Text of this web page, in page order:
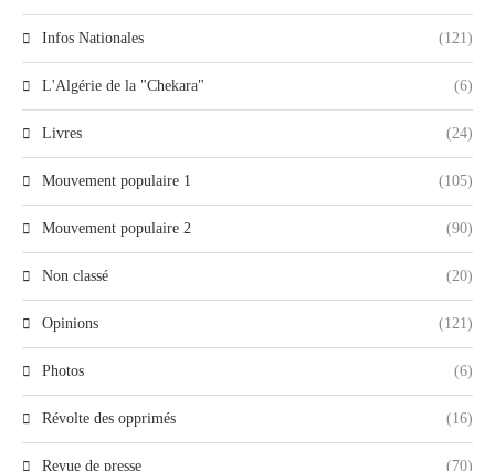
Infos Nationales (121)
L'Algérie de la "Chekara" (6)
Livres (24)
Mouvement populaire 1 (105)
Mouvement populaire 2 (90)
Non classé (20)
Opinions (121)
Photos (6)
Révolte des opprimés (16)
Revue de presse (70)